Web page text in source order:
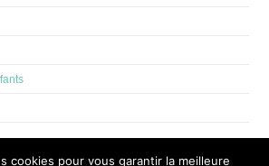
cookies pour vous garantir la meilleure